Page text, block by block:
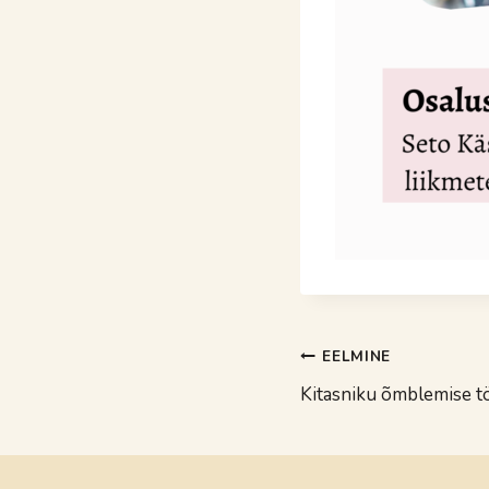
Navigeerimine
EELMINE
Kitasniku õmblemise